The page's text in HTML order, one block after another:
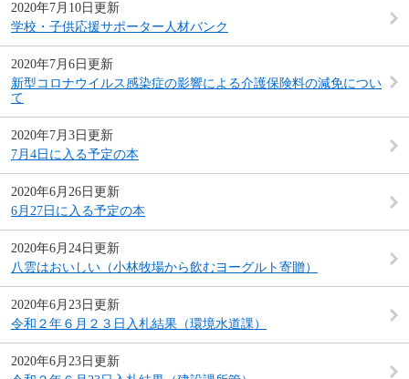
2020年7月10日更新
学校・子供応援サポーター人材バンク
2020年7月6日更新
新型コロナウイルス感染症の影響による介護保険料の減免につい
て
2020年7月3日更新
7月4日に入る予定の本
2020年6月26日更新
6月27日に入る予定の本
2020年6月24日更新
八雲はおいしい（小林牧場から飲むヨーグルト寄贈）
2020年6月23日更新
令和２年６月２３日入札結果（環境水道課）
2020年6月23日更新